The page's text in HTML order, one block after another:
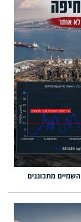
מתכוננים